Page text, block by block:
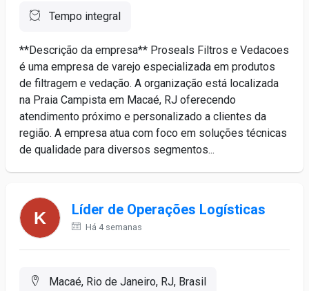
Tempo integral
**Descrição da empresa** Proseals Filtros e Vedacoes
é uma empresa de varejo especializada em produtos
de filtragem e vedação. A organização está localizada
na Praia Campista em Macaé, RJ oferecendo
atendimento próximo e personalizado a clientes da
região. A empresa atua com foco em soluções técnicas
de qualidade para diversos segmentos...
Líder de Operações Logísticas
Há 4 semanas
Macaé, Rio de Janeiro, RJ, Brasil